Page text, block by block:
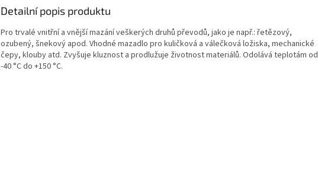
Detailní popis produktu
Pro trvalé vnitřní a vnější mazání veškerých druhů převodů, jako je např.: řetězový,
ozubený, šnekový apod. Vhodné mazadlo pro kuličková a válečková ložiska, mechanické
čepy, klouby atd. Zvyšuje kluznost a prodlužuje životnost materiálů. Odolává teplotám od
-40 °C do +150 °C.